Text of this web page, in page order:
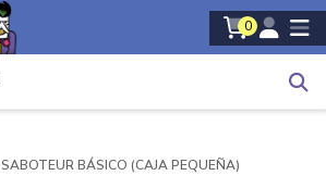
0
SABOTEUR BÁSICO (CAJA PEQUEÑA)